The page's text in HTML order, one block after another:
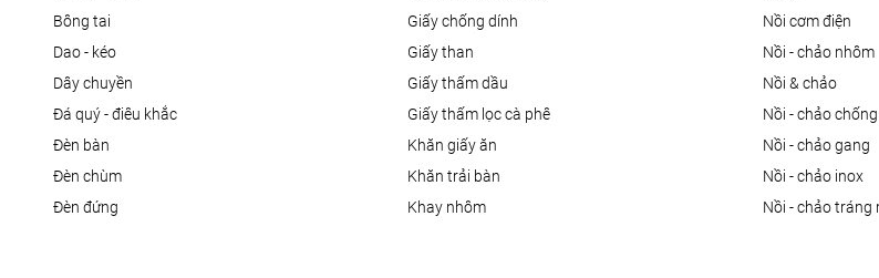
bông tai
dao - kéo
dây chuyền
đá quý - điêu khắc
đèn bàn
đèn chùm
đèn đứng
giấy chống dính
giấy than
giấy thấm dầu
giấy thấm lọc cà phê
khăn giấy ăn
khăn trải bàn
khay nhôm
nồi cơm điện
nồi - chảo nhôm
nồi & chảo
nồi - chảo
nồi - chảo gang
nồi - chảo inox
nồi - chảo tráng